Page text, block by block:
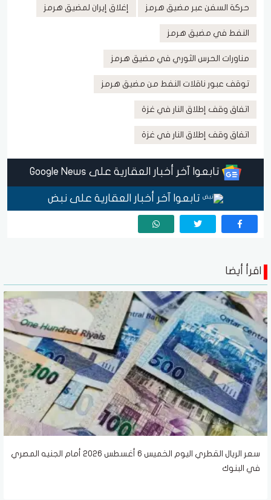
حركة السفن عبر مضيق هرمز إغلاق إيران لمضيق هرمز
النفط في مضيق هرمز
مناورات الحرس الثوري في مضيق هرمز
توقف عبور ناقلات النفط من مضيق هرمز
اتفاق وقف إطلاق النار في غزة
اتفاق وقف إطلاق النار في غزة
تابعوا آخر أخبار العقارية على Google News
تابعوا آخر أخبار العقارية على نبض
اقرأ أيضا
سعر الريال القطري اليوم الخميس 6 أغسطس 2026 أمام الجنيه المصري
في البنوك